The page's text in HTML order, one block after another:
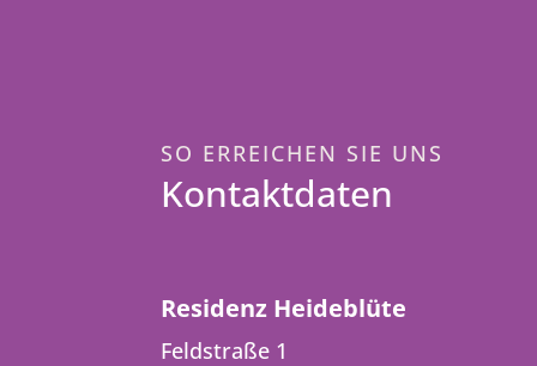
SO ERREICHEN SIE UNS
Kontaktdaten
Residenz Heideblüte
Feldstraße 1